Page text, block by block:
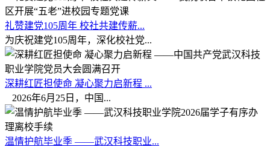
礼赞建党105周年 校社共建传薪...
为庆祝建党105周年，深化校社党...
深耕红匠担使命 凝心聚力启新程 ...
2026年6月25日，中国...
温情护航毕业季 ——武汉科技职业...